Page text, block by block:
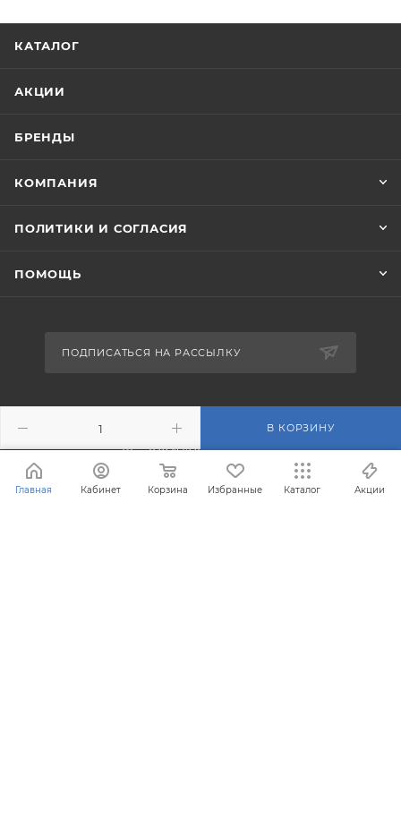
В КОРЗИНУ
КАТАЛОГ
АКЦИИ
БРЕНДЫ
КОМПАНИЯ
ПОЛИТИКИ И СОГЛАСИЯ
ПОМОЩЬ
ПОДПИСАТЬСЯ НА РАССЫЛКУ
info@filterosmos.ru
Главная Кабинет Корзина Избранные Каталог Акции